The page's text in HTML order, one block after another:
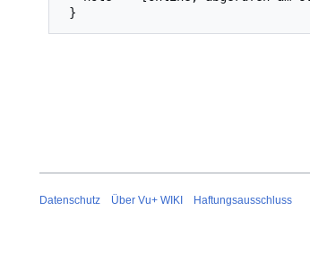
Datenschutz Über Vu+ WIKI Haftungsausschluss